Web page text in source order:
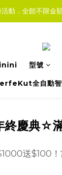
動．全館不限金
型號
全自動智
慶典☆
送$100！